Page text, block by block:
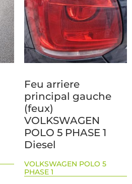
Feu arriere
principal gauche
(feux)
VOLKSWAGEN
POLO 5 PHASE 1
Diesel
VOLKSWAGEN POLO 5
PHASE 1